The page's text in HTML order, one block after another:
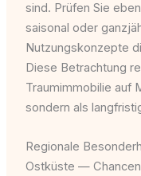
sind. Prüfen Sie
saisonal oder
Nutzungskonzepte
Diese Betrachtung
Traumimmobilie auf
sondern als
Regionale
Ostküste —